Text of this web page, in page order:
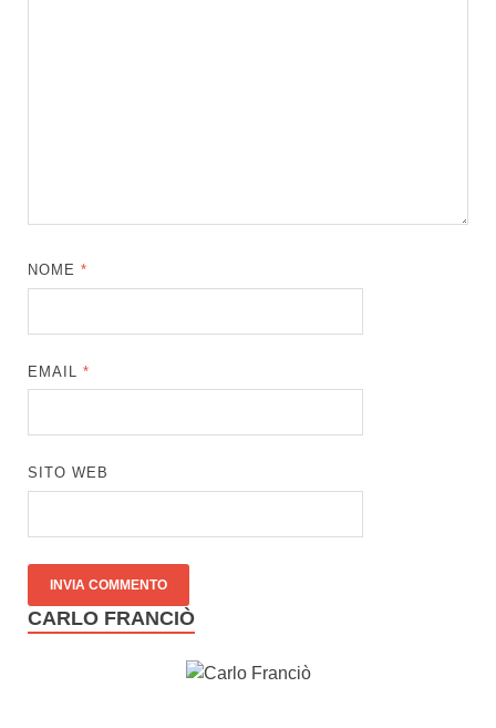
NOME*
EMAIL*
SITO WEB
CARLO FRANCIÒ